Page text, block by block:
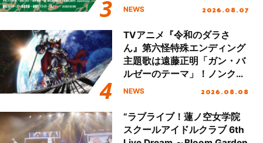
し、初となる第3ステージの
NEWS 2026.08.07
TVアニメ『令和のダラさ
ん』第六怪特殊エンディング
主題歌は遠藤正明「ガン・バ
ルゼーのテーマ」！ノンクレ
ジットエンディング映像も公
NEWS 2026.08.08
“ラブライブ！蓮ノ空女学院
スクールアイドルクラブ 6th